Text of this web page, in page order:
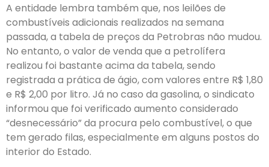
A entidade lembra também que, nos leilões de
combustíveis adicionais realizados na semana
passada, a tabela de preços da Petrobras não mudou.
No entanto, o valor de venda que a petrolífera
realizou foi bastante acima da tabela, sendo
registrada a prática de ágio, com valores entre R$ 1,80
e R$ 2,00 por litro. Já no caso da gasolina, o sindicato
informou que foi verificado aumento considerado
“desnecessário” da procura pelo combustível, o que
tem gerado filas, especialmente em alguns postos do
interior do Estado.